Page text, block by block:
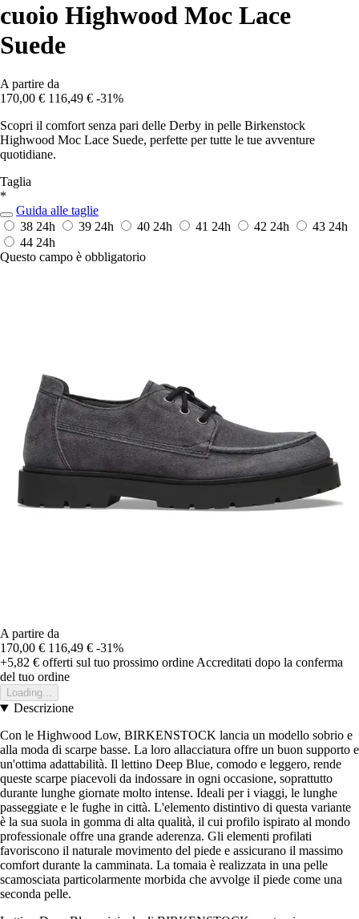
cuoio Highwood Moc Lace
Suede
A partire da
170,00 € 116,49 € -31%
Scopri il comfort senza pari delle Derby in pelle Birkenstock
Highwood Moc Lace Suede, perfette per tutte le tue avventure
quotidiane.
Taglia
*
Guida alle taglie
38 24h 39 24h 40 24h 41 24h 42 24h 43 24h
44 24h
Questo campo è obbligatorio
A partire da
170,00 € 116,49 € -31%
+5,82 € offerti sul tuo prossimo ordine Accreditati dopo la conferma
del tuo ordine
Loading...
Descrizione
Con le Highwood Low, BIRKENSTOCK lancia un modello sobrio e
alla moda di scarpe basse. La loro allacciatura offre un buon supporto e
un'ottima adattabilità. Il lettino Deep Blue, comodo e leggero, rende
queste scarpe piacevoli da indossare in ogni occasione, soprattutto
durante lunghe giornate molto intense. Ideali per i viaggi, le lunghe
passeggiate e le fughe in città. L'elemento distintivo di questa variante
è la sua suola in gomma di alta qualità, il cui profilo ispirato al mondo
professionale offre una grande aderenza. Gli elementi profilati
favoriscono il naturale movimento del piede e assicurano il massimo
comfort durante la camminata. La tomaia è realizzata in una pelle
scamosciata particolarmente morbida che avvolge il piede come una
seconda pelle.